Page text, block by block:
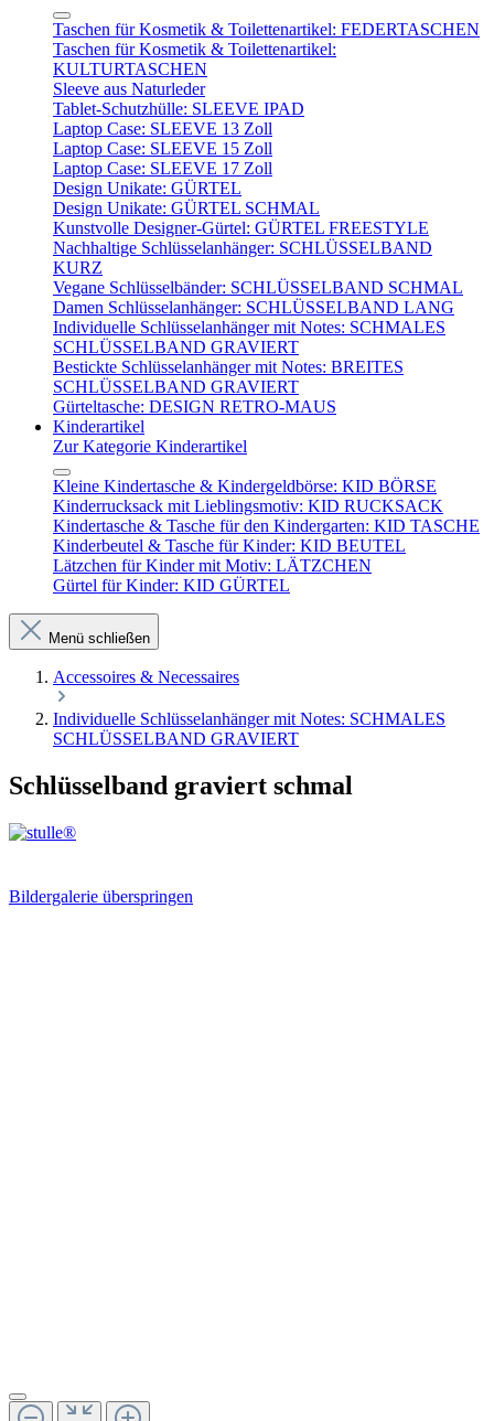
Taschen für Kosmetik & Toilettenartikel: FEDERTASCHEN
Taschen für Kosmetik & Toilettenartikel:
KULTURTASCHEN
Sleeve aus Naturleder
Tablet-Schutzhülle: SLEEVE IPAD
Laptop Case: SLEEVE 13 Zoll
Laptop Case: SLEEVE 15 Zoll
Laptop Case: SLEEVE 17 Zoll
Design Unikate: GÜRTEL
Design Unikate: GÜRTEL SCHMAL
Kunstvolle Designer-Gürtel: GÜRTEL FREESTYLE
Nachhaltige Schlüsselanhänger: SCHLÜSSELBAND
KURZ
Vegane Schlüsselbänder: SCHLÜSSELBAND SCHMAL
Damen Schlüsselanhänger: SCHLÜSSELBAND LANG
Individuelle Schlüsselanhänger mit Notes: SCHMALES
SCHLÜSSELBAND GRAVIERT
Bestickte Schlüsselanhänger mit Notes: BREITES
SCHLÜSSELBAND GRAVIERT
Gürteltasche: DESIGN RETRO-MAUS
Kinderartikel
Zur Kategorie Kinderartikel
Kleine Kindertasche & Kindergeldbörse: KID BÖRSE
Kinderrucksack mit Lieblingsmotiv: KID RUCKSACK
Kindertasche & Tasche für den Kindergarten: KID TASCHE
Kinderbeutel & Tasche für Kinder: KID BEUTEL
Lätzchen für Kinder mit Motiv: LÄTZCHEN
Gürtel für Kinder: KID GÜRTEL
Menü schließen
Accessoires & Necessaires
Individuelle Schlüsselanhänger mit Notes: SCHMALES
SCHLÜSSELBAND GRAVIERT
Schlüsselband graviert schmal
Bildergalerie überspringen